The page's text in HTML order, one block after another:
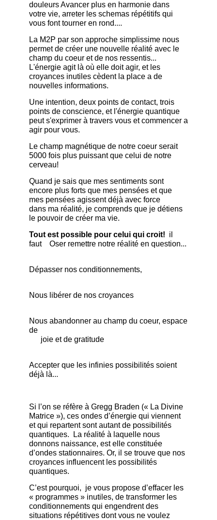
douleurs Avancer plus en harmonie dans
votre vie, arreter les schemas répétitifs qui
vous font tourner en rond....
La M2P par son approche simplissime nous
permet de créer une nouvelle réalité avec le
champ du coeur et de nos ressentis...
L'énergie agit là où elle doit agir, et les
croyances inutiles cèdent la place a de
nouvelles informations.
Une intention, deux points de contact, trois
points de conscience, et l'énergie quantique
peut s'exprimer à travers vous et commencer a
agir pour vous.
​Le champ magnétique de notre coeur serait
5000 fois plus puissant que celui de notre
cerveau!
Quand je sais que mes sentiments sont
encore plus forts que mes pensées et que
mes pensées agissent déjà avec force
dans ma réalité, je comprends que je détiens
le pouvoir de créer ma vie.
​Tout est possible pour celui qui croit! il
faut Oser remettre notre réalité en question...
Dépasser nos conditionnements,
Nous libérer de nos croyances
Nous abandonner au champ du coeur, espace
de
joie et de gratitude
Accepter que les infinies possibilités soient
déjà là...
Si l’on se réfère à Gregg Braden (« La Divine
Matrice »), ces ondes d’énergie qui viennent
et qui repartent sont autant de possibilités
quantiques. La réalité à laquelle nous
donnons naissance, est elle constituée
d’ondes stationnaires. Or, il se trouve que nos
croyances influencent les possibilités
quantiques.
C’est pourquoi, je vous propose d’effacer les
« programmes » inutiles, de transformer les
conditionnements qui engendrent des
situations répétitives dont vous ne voulez